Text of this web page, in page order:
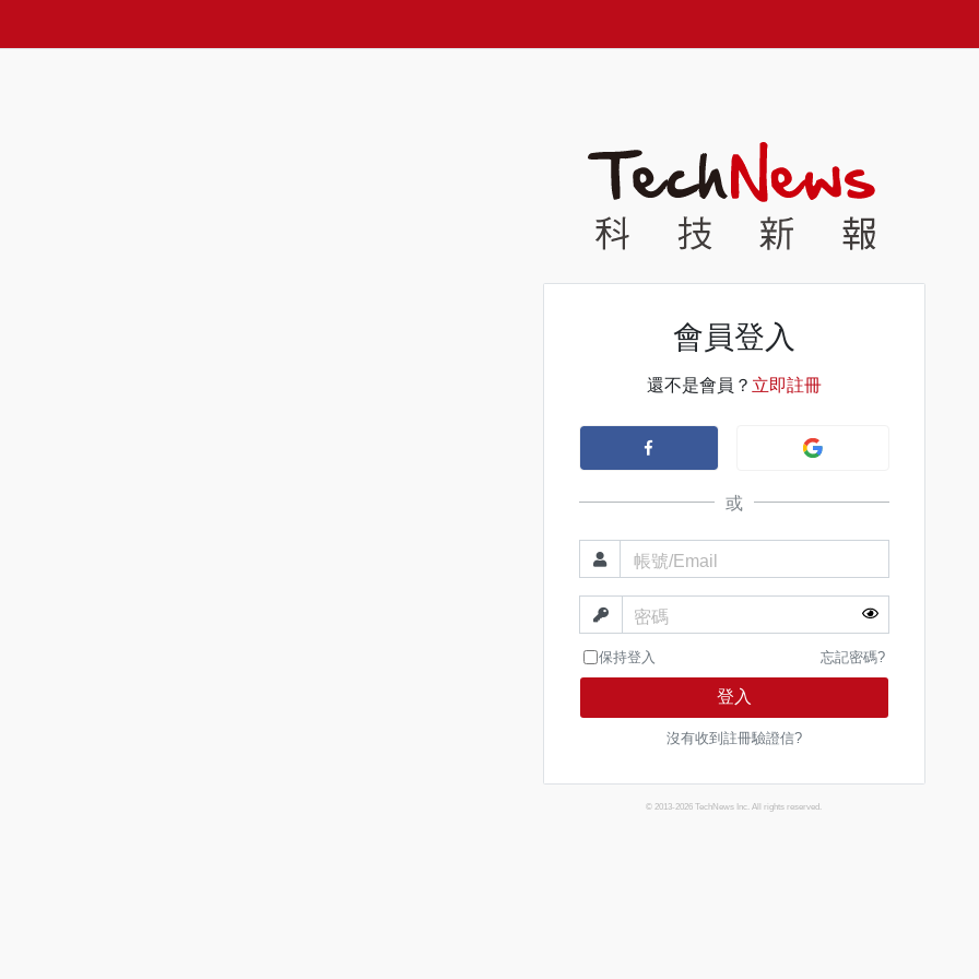
會員登入
還不是會員？ 立即註冊
或
帳號/Email
密碼
保持登入 忘記密碼?
登入
沒有收到註冊驗證信?
© 2013-2026 TechNews Inc. All rights reserved.